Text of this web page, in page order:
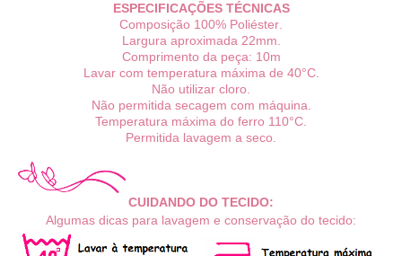
ESPECIFICAÇÕES TÉCNICAS
Composição 100% Poliéster
Largura aproximada 22mm.
Comprimento da peça: 10m
Lavar com temperatura máxima de 40°C.
Não utilizar cloro.
Não permitida secagem com máquina.
Temperatura máxima do ferro 110°C.
Permitida lavagem a seco.
CUIDANDO DO TECIDO:
Algumas dicas para lavagem e conservação do tecido: